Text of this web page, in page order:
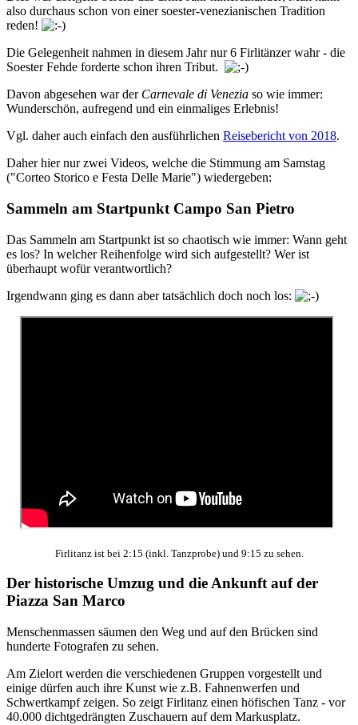
also durchaus schon von einer soester-venezianischen Tradition
reden!
Die Gelegenheit nahmen in diesem Jahr nur 6 Firlitänzer wahr - die
Soester Fehde forderte schon ihren Tribut.
Davon abgesehen war der Carnevale di Venezia so wie immer:
Wunderschön, aufregend und ein einmaliges Erlebnis!
Vgl. daher auch einfach den ausführlichen Reisebericht von 2018.
Daher hier nur zwei Videos, welche die Stimmung am Samstag
("Corteo Storico e Festa Delle Marie") wiedergeben:
Sammeln am Startpunkt Campo San Pietro
Das Sammeln am Startpunkt ist so chaotisch wie immer: Wann geht
es los? In welcher Reihenfolge wird sich aufgestellt? Wer ist
überhaupt wofür verantwortlich?
Irgendwann ging es dann aber tatsächlich doch noch los:
Firlitanz ist bei 2:15 (inkl. Tanzprobe) und 9:15 zu sehen.
Der historische Umzug und die Ankunft auf der
Piazza San Marco
Menschenmassen säumen den Weg und auf den Brücken sind
hunderte Fotografen zu sehen.
Am Zielort werden die verschiedenen Gruppen vorgestellt und
einige dürfen auch ihre Kunst wie z.B. Fahnenwerfen und
Schwertkampf zeigen. So zeigt Firlitanz einen höfischen Tanz - vor
40.000 dichtgedrängten Zuschauern auf dem Markusplatz.